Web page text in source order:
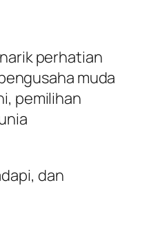
perhatian
muda
pemilihan
dan